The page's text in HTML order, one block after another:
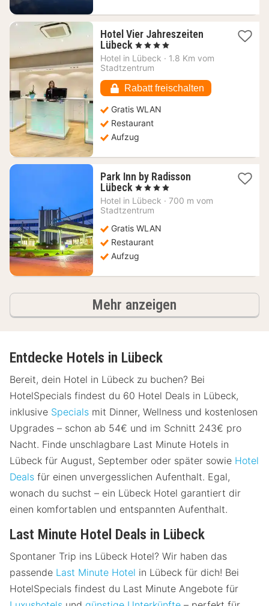
Hotel Vier Jahreszeiten
Lübeck 1
Nacht
ab
€
, 4 Sterne
Hotel in Lübeck · 1.8 Km vom
Stadtzentrum
Rabatt freischalten
Gratis WLAN
Restaurant
Aufzug
Park Inn by Radisson
Lübeck 1
Nacht
ab
€
, 4 Sterne
Hotel in Lübeck · 700 m vom
Stadtzentrum
Gratis WLAN
Restaurant
Aufzug
Mehr anzeigen
Entdecke Hotels in Lübeck
Bereit, dein Hotel in Lübeck zu buchen? Bei
HotelSpecials findest du 60 Hotel Deals in Lübeck,
inklusive Specials mit Dinner, Wellness und kostenlosen
Upgrades – schon ab 54€ und im Schnitt 243€ pro
Nacht. Finde unschlagbare Last Minute Hotels in
Lübeck für August, September oder später sowie Hotel
Deals für einen unvergesslichen Aufenthalt. Egal,
wonach du suchst – ein Lübeck Hotel garantiert dir
einen komfortablen und entspannten Aufenthalt.
Last Minute Hotel Deals in Lübeck
Spontaner Trip ins Lübeck Hotel? Wir haben das
passende Last Minute Hotel in Lübeck für dich! Bei
HotelSpecials findest du Last Minute Angebote für